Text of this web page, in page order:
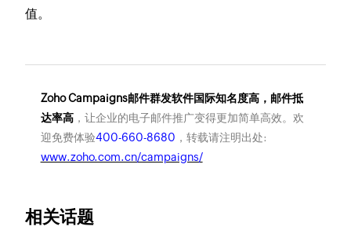
值。
Zoho Campaigns邮件群发软件国际知名度高，邮件抵
达率高，让企业的电子邮件推广变得更加简单高效。欢
迎免费体验400-660-8680 ，转载请注明出处:
www.zoho.com.cn/campaigns/
相关话题